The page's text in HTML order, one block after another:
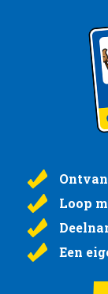
Loop
Een